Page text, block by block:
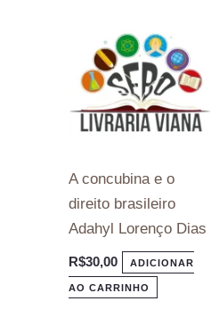
A concubina e o
direito brasileiro
Adahyl Lorenço Dias
R$30,00 ADICIONAR
AO CARRINHO